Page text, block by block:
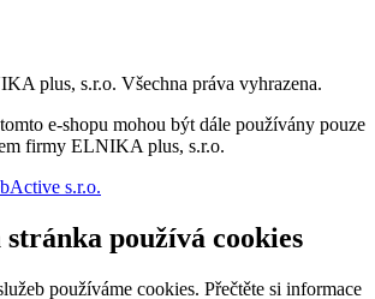
plus, s.r.o. Všechna práva vyhrazena.
e-shopu mohou být dále používány pouze
firmy ELNIKA plus, s.r.o.
s.r.o.
stránka používá cookies
používáme cookies. Přečtěte si informace